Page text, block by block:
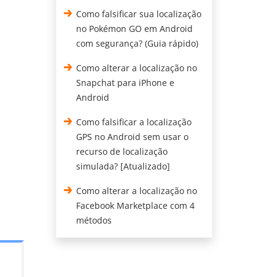
Como falsificar sua localização
no Pokémon GO em Android
com segurança? (Guia rápido)
Como alterar a localização no
Snapchat para iPhone e
Android
Como falsificar a localização
GPS no Android sem usar o
recurso de localização
simulada? [Atualizado]
Como alterar a localização no
Facebook Marketplace com 4
métodos